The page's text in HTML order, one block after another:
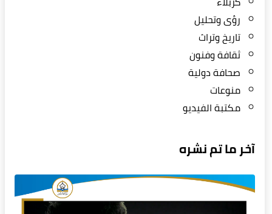
رؤى وتحليل
تاريخ وتراث
ثقافة وفنون
صحافة دولية
منوعات
مكتبة الفيديو
آخر ما تم نشره